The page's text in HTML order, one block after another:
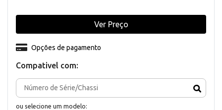
Compativel com:
ou selecione um modelo:
Opções de pagamento
Ver Preço